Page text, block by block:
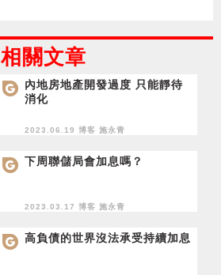
相關文章
內地房地產開發過度 只能靜待
消化
2023.06.19 博客 施永青
下周聯儲局會加息嗎？
2023.03.17 博客 施永青
高負債的世界沒法承受持續加息